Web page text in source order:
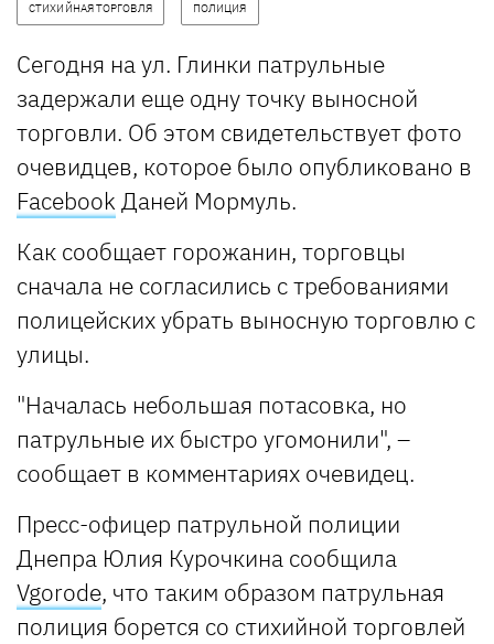
СТИХИЙНАЯ ТОРГОВЛЯ ПОЛИЦИЯ
Сегодня на ул. Глинки патрульные
задержали еще одну точку выносной
торговли. Об этом свидетельствует фото
очевидцев, которое было опубликовано в
FacebookДаней Мормуль.
Как сообщает горожанин, торговцы
сначала не согласились с требованиями
полицейских убрать выносную торговлю с
улицы.
"Началась небольшая потасовка, но
патрульные их быстро угомонили", –
сообщает в комментариях очевидец.
Пресс-офицер патрульной полиции
Днепра Юлия Курочкина сообщила
Vgorode, что таким образом патрульная
полиция борется со стихийной торговлей